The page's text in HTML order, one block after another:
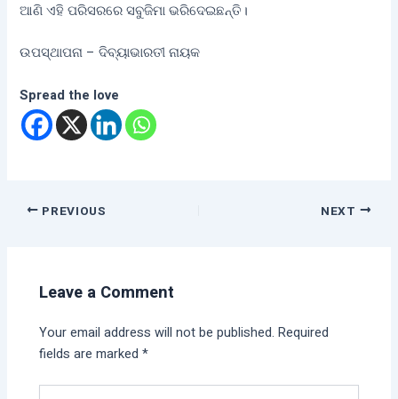
ଆଣି ଏହି ପରିସରରେ ସବୁଜିମା ଭରିଦେଇଛନ୍ତି।
ଉପସ୍ଥାପନା – ଦିବ୍ୟାଭାରତୀ ନାୟକ
Spread the love
PREVIOUS NEXT
Leave a Comment
Your email address will not be published. Required
fields are marked*